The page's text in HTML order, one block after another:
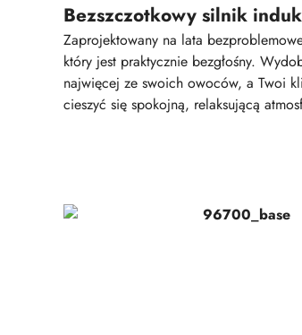
Bezszczotkowy silnik
Zaprojektowany na lata
który jest praktycznie bezgłośny.
najwięcej ze swoich owoców, a Twoi
cieszyć się spokojną, relaksującą